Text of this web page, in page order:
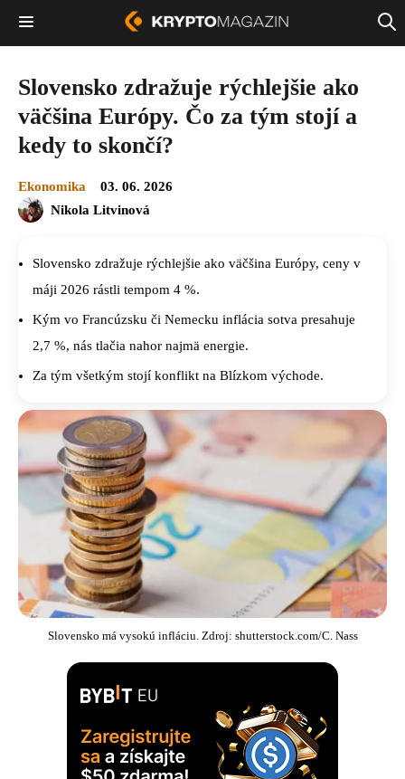
Slovensko zdražuje rýchlejšie ako
väčšina Európy. Čo za tým stojí a
kedy to skončí?
Ekonomika
03. 06. 2026
Nikola Litvinová
Slovensko zdražuje rýchlejšie ako väčšina Európy, ceny v
máji 2026 rástli tempom 4 %.
Kým vo Francúzsku či Nemecku inflácia sotva presahuje
2,7 %, nás tlačia nahor najmä energie.
Za tým všetkým stojí konflikt na Blízkom východe.
Slovensko má vysokú infláciu. Zdroj: shutterstock.com/C. Nass